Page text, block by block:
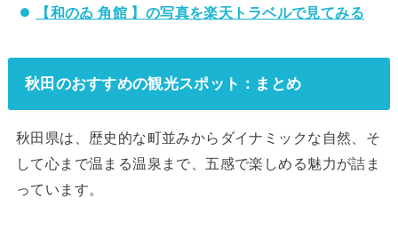
【和のゐ 角館 】の写真を楽天トラベルで見てみる
秋田のおすすめの観光スポット：まとめ
秋田県は、歴史的な町並みからダイナミックな自然、そ
して心まで温まる温泉まで、五感で楽しめる魅力が詰ま
っています。